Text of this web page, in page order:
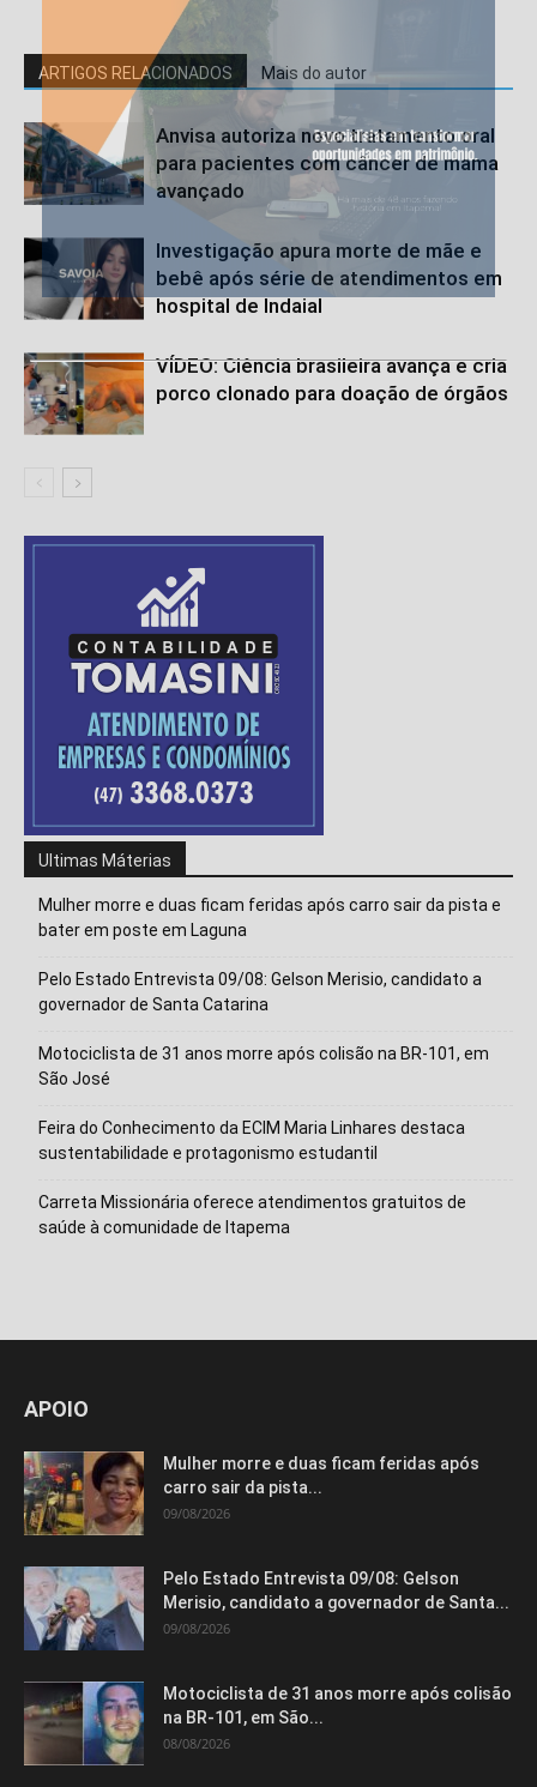
ARTIGOS RELACIONADOS Mais do autor
Anvisa autoriza novo tratamento oral
para pacientes com câncer de mama
avançado
Investigação apura morte de mãe e
bebê após série de atendimentos em
hospital de Indaial
VÍDEO: Ciência brasileira avança e cria
porco clonado para doação de órgãos
Ultimas Máterias
Mulher morre e duas ficam feridas após carro sair da pista e
bater em poste em Laguna
Pelo Estado Entrevista 09/08: Gelson Merisio, candidato a
governador de Santa Catarina
Motociclista de 31 anos morre após colisão na BR-101, em
São José
Feira do Conhecimento da ECIM Maria Linhares destaca
sustentabilidade e protagonismo estudantil
Carreta Missionária oferece atendimentos gratuitos de
saúde à comunidade de Itapema
APOIO
Mulher morre e duas ficam feridas após
carro sair da pista...
09/08/2026
Pelo Estado Entrevista 09/08: Gelson
Merisio, candidato a governador de Santa...
09/08/2026
Motociclista de 31 anos morre após colisão
na BR-101, em São...
08/08/2026
Isso vai fechar em